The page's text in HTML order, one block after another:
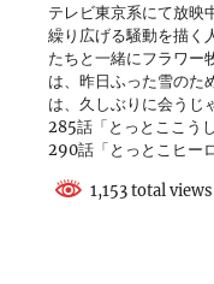
テレビ東京系にて放映
繰り広げる騒動を描く
たちと一緒にフラワー
は、昨日ふった雪のた
は、久しぶりに会うじ
285話「とっとここう
290話「とっとこヒー
1,153 total views